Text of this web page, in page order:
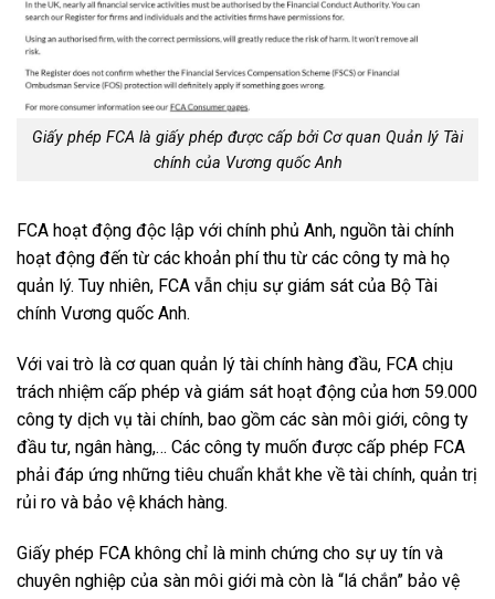
Giấy phép FCA là giấy phép được cấp bởi Cơ quan Quản lý Tài
chính của Vương quốc Anh
FCA hoạt động độc lập với chính phủ Anh, nguồn tài chính
hoạt động đến từ các khoản phí thu từ các công ty mà họ
quản lý. Tuy nhiên, FCA vẫn chịu sự giám sát của Bộ Tài
chính Vương quốc Anh.
Với vai trò là cơ quan quản lý tài chính hàng đầu, FCA chịu
trách nhiệm cấp phép và giám sát hoạt động của hơn 59.000
công ty dịch vụ tài chính, bao gồm các sàn môi giới, công ty
đầu tư, ngân hàng,… Các công ty muốn được cấp phép FCA
phải đáp ứng những tiêu chuẩn khắt khe về tài chính, quản trị
rủi ro và bảo vệ khách hàng.
Giấy phép FCA không chỉ là minh chứng cho sự uy tín và
chuyên nghiệp của sàn môi giới mà còn là “lá chắn” bảo vệ